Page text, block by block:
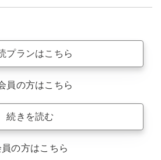
プランはこちら
員の方はこちら
続きを読む
員の方はこちら